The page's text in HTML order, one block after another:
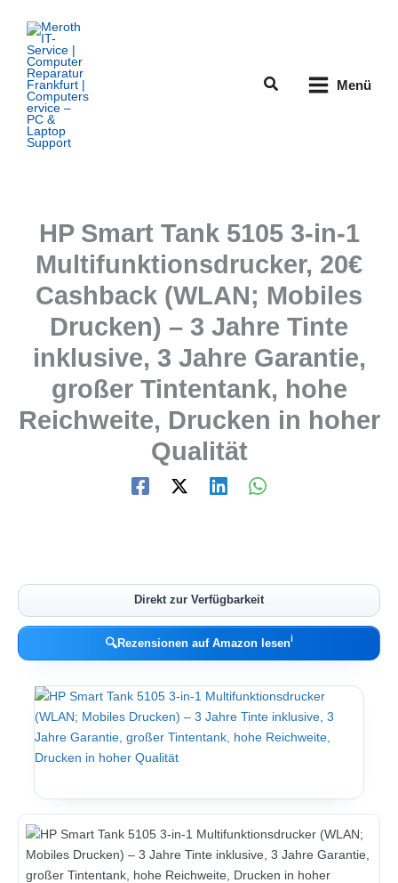
Inhalt
springen
Suchen Menü
HP Smart Tank 5105 3-in-1
Multifunktionsdrucker, 20€
Cashback (WLAN; Mobiles
Drucken) – 3 Jahre Tinte
inklusive, 3 Jahre Garantie,
großer Tintentank, hohe
Reichweite, Drucken in hoher
Qualität
Direkt zur Verfügbarkeit
🔍Rezensionen auf Amazon lesenℹ︎